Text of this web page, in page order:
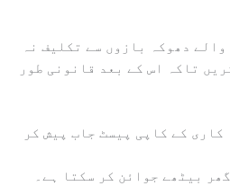
دھوکہ بازوں سے تکلیف نہ
تاکہ اس کے بعد قانونی طور
کے کاپی پیسٹ جاب پیش کر
بیٹھے جوائن کر سکتا ہے۔